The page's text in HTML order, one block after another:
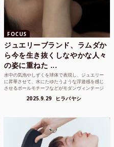
FOCUS
ジュエリーブランド、ラムダか
ら今を生き抜くしなやかな人々
の姿に重ねた ...
水中の気泡やしずくを球体で表現し、ジュエリー
に昇華させて、水にたゆたうような浮遊感を感じ
させるボールモチーフなどがモダンヴィンテージ
2025.9.29 ヒラバヤシ